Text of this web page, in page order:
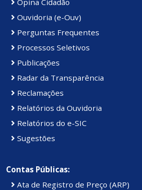
Ouvidoria (e-Ouv)
Perguntas Frequentes
Processos Seletivos
Publicações
Radar da Transparência
Reclamações
Relatórios da Ouvidoria
Relatórios do e-SIC
Sugestões
Contas Públicas:
Ata de Registro de Preço (ARP)